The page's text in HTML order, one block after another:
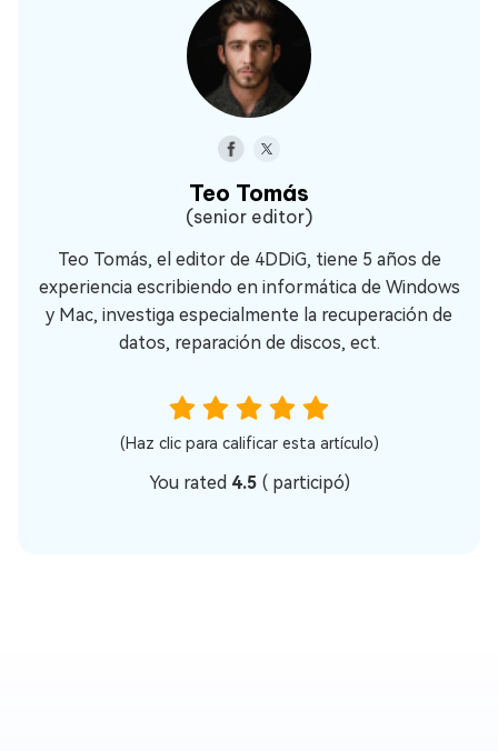
Teo Tomás
(senior editor)
Teo Tomás, el editor de 4DDiG, tiene 5 años de
experiencia escribiendo en informática de Windows
y Mac, investiga especialmente la recuperación de
datos, reparación de discos, ect.
(Haz clic para calificar esta artículo)
You rated 4.5 (participó)